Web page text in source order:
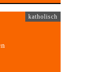
katholisch